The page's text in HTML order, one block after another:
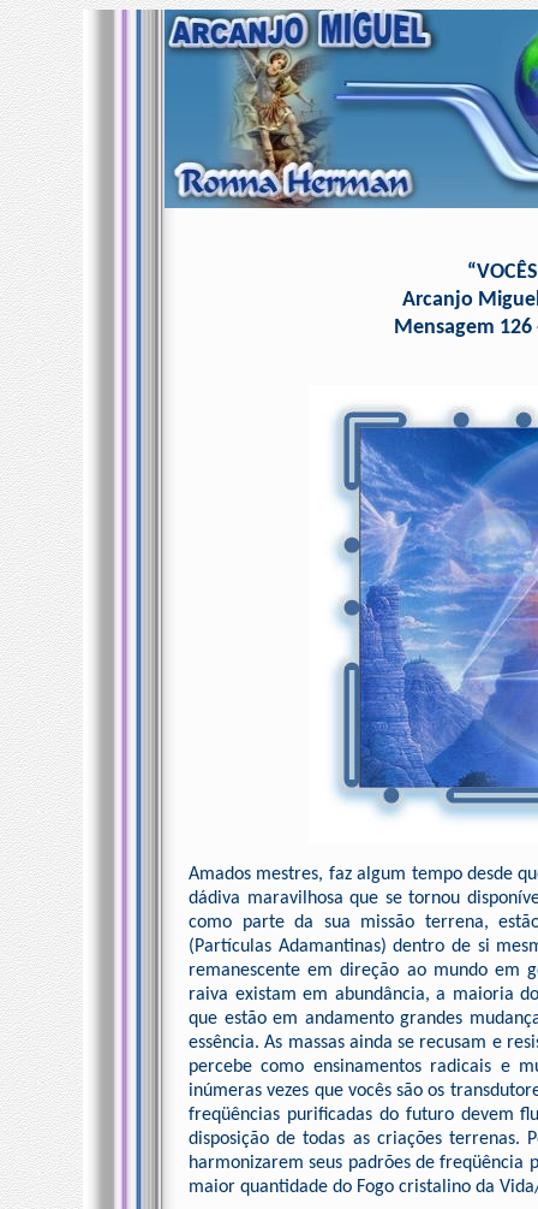
Arcanjo
Mensagem
Amados mestres, faz algum tempo desde
dádiva maravilhosa que se tornou
como parte da sua missão terrena,
(Partículas Adamantinas) dentro de si
remanescente em direção ao mundo em
raiva existam em abundância, a maioria
que estão em andamento grandes
essência. As massas ainda se recusam e
percebe como ensinamentos radicais e
inúmeras vezes que vocês são os
freqüências purificadas do futuro devem
disposição de todas as criações
harmonizarem seus padrões de freqüência
maior quantidade do Fogo cristalino da